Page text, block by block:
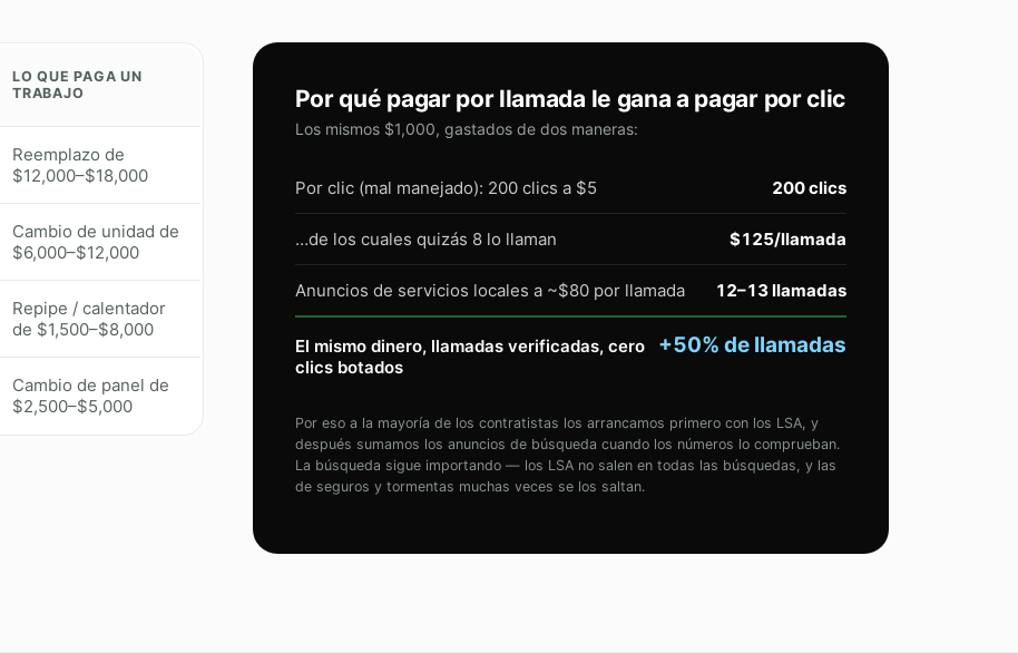
LO QUE PAGA UN
TRABAJO
Reemplazo de
$12,000–$18,000
Cambio de unidad de
$6,000–$12,000
Repipe / calentador
de $1,500–$8,000
Cambio de panel de
$2,500–$5,000
Por qué pagar por llamada le gana a pagar por clic
Los mismos $1,000, gastados de dos maneras:
Por clic (mal manejado): 200 clics a $5 200 clics
…de los cuales quizás 8 lo llaman $125/llamada
Anuncios de servicios locales a ~$80 por llamada 12–13 llamadas
El mismo dinero, llamadas verificadas, cero
clics botados
+50% de llamadas
Por eso a la mayoría de los contratistas los arrancamos primero con los LSA, y
después sumamos los anuncios de búsqueda cuando los números lo comprueban.
La búsqueda sigue importando — los LSA no salen en todas las búsquedas, y las
de seguros y tormentas muchas veces se los saltan.